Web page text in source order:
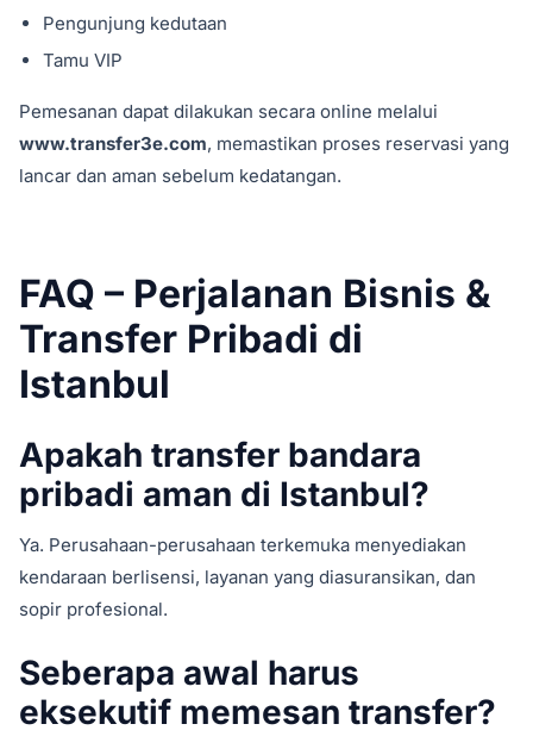
Pengunjung kedutaan
Tamu VIP
Pemesanan dapat dilakukan secara online melalui
www.transfer3e.com, memastikan proses reservasi yang
lancar dan aman sebelum kedatangan.
FAQ – Perjalanan Bisnis &
Transfer Pribadi di
Istanbul
Apakah transfer bandara
pribadi aman di Istanbul?
Ya. Perusahaan-perusahaan terkemuka menyediakan
kendaraan berlisensi, layanan yang diasuransikan, dan
sopir profesional.
Seberapa awal harus
eksekutif memesan transfer?